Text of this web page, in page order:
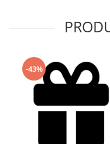
-43%